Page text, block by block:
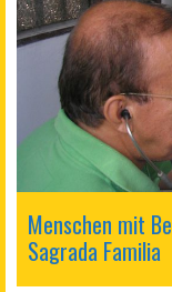
Menschen mit Behinderung
Sagrada Familia